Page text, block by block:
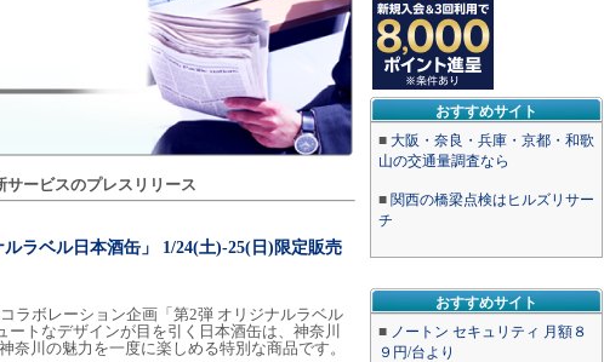
おすすめサイト
■ 大阪・奈良・兵庫・京都・和歌
山の交通量調査なら
■ 関西の橋梁点検はヒルズリサー
チ
おすすめサイト
■ ノートン セキュリティ 月額８
９円/台より
ービスのプレスリリース
ラベル日本酒缶」 1/24(土)-25(日)限定販売
ラボレーション企画「第2弾 オリジナルラベル
トなデザインが目を引く日本酒缶は、神奈川
川の魅力を一度に楽しめる特別な商品です。